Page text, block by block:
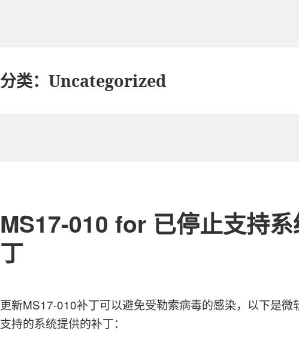
分类：Uncategorized
MS17-010 for 已停止支持
丁
更新MS17-010补丁可以避免受勒索病毒的感染，以下是微
支持的系统提供的补丁：